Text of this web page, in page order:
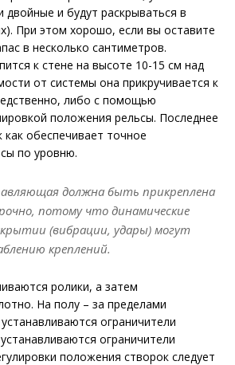
двойные и будут раскрываться в
При этом хорошо, если вы оставите
в несколько сантиметров.
к стене на высоте 10-15 см над
от системы она прикручивается к
либо с помощью
положения рельсы. Последнее
обеспечивает точное
по уровню.
должна быть прикреплена
потому что динамические
(вибрации, удары) могут
креплений.
ролики, а затем
На полу – за пределами
ограничители
ограничители
положения створок следует